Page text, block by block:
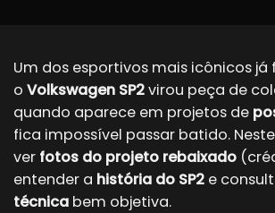
Um dos esportivos mais icônicos já
o Volkswagen SP2virou peça de
quando aparece em projetos de
fica impossível passar batido.
ver fotos do projeto rebaixado
entender a história do SP2 e
técnica bem objetiva.